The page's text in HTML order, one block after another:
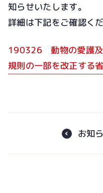
知らせいたします。
詳細は下記をご確認くだ
190326 動物の愛護及
規則の一部を改正する
お知